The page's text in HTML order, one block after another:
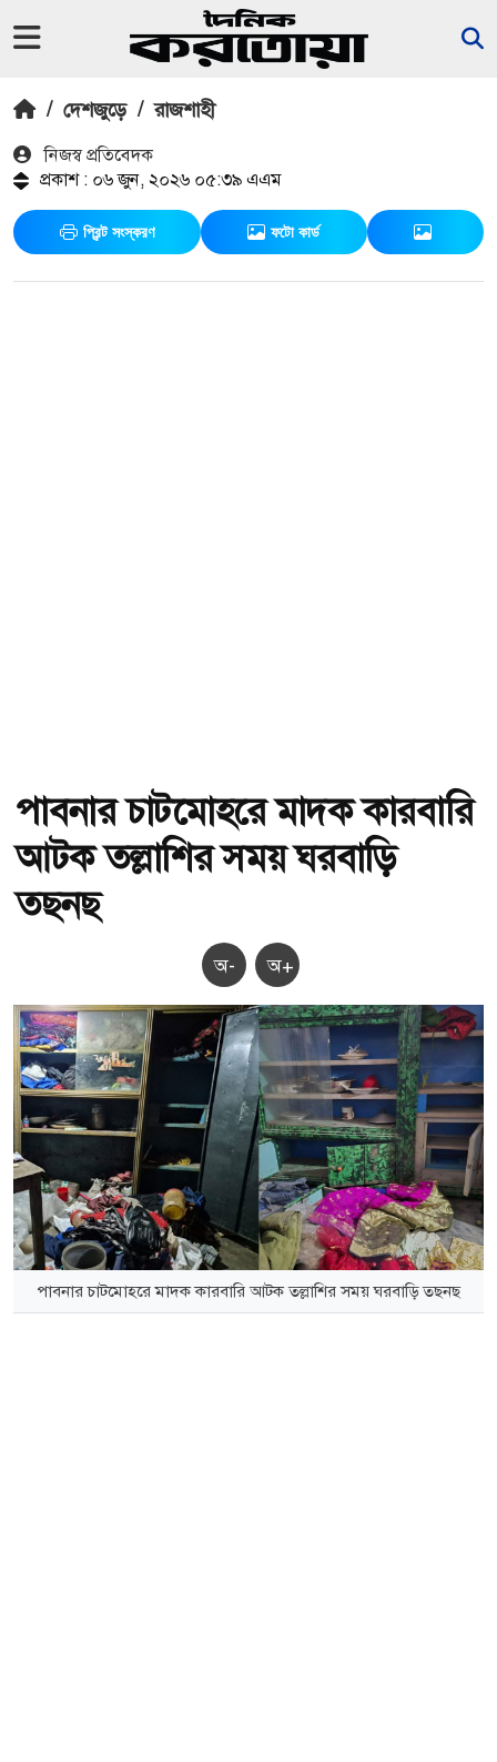
/ দেশজুড়ে / রাজশাহী
নিজস্ব প্রতিবেদক
প্রকাশ : ০৬ জুন, ২০২৬ ০৫:৩৯ এএম
প্রিন্ট সংস্করণ ফটো কার্ড
পাবনার চাটমোহরে মাদক কারবারি
আটক তল্লাশির সময় ঘরবাড়ি
তছনছ
অ- অ+
পাবনার চাটমোহরে মাদক কারবারি আটক তল্লাশির সময় ঘরবাড়ি তছনছ